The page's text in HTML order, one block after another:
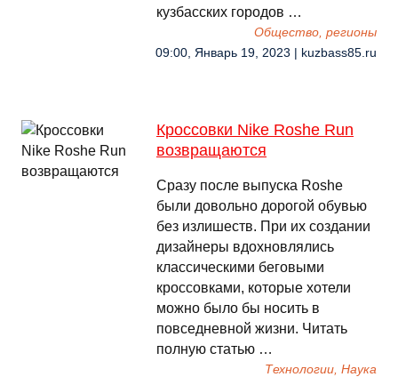
кузбасских городов …
Общество, регионы
09:00, Январь 19, 2023 | kuzbass85.ru
Кроссовки Nike Roshe Run
возвращаются
Сразу после выпуска Roshe
были довольно дорогой обувью
без излишеств. При их создании
дизайнеры вдохновлялись
классическими беговыми
кроссовками, которые хотели
можно было бы носить в
повседневной жизни. Читать
полную статью …
Технологии, Наука